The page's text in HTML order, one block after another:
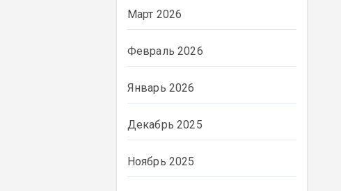
Март 2026
Февраль 2026
Январь 2026
Декабрь 2025
Ноябрь 2025